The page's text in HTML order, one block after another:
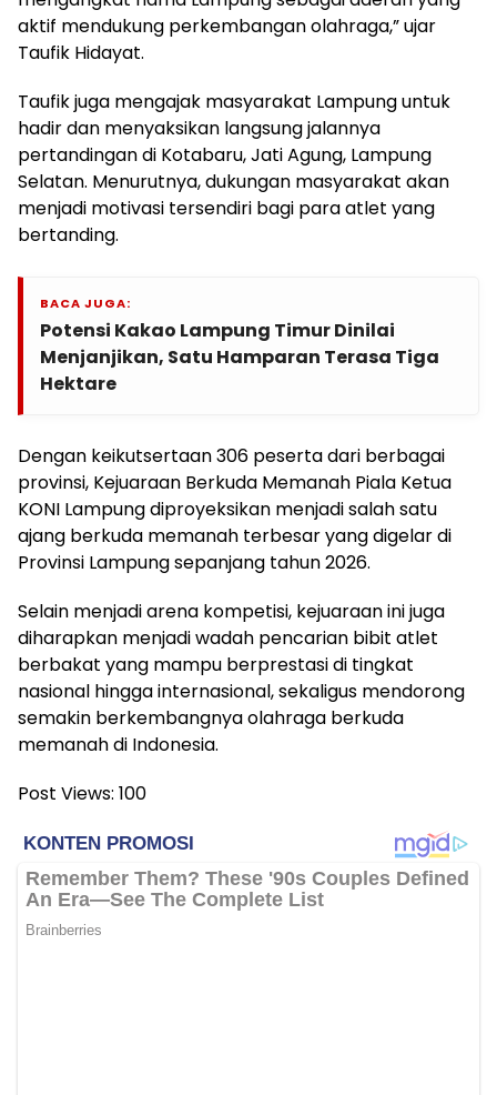
aktif mendukung perkembangan olahraga,” ujar
Taufik Hidayat.
Taufik juga mengajak masyarakat Lampung untuk
hadir dan menyaksikan langsung jalannya
pertandingan di Kotabaru, Jati Agung, Lampung
Selatan. Menurutnya, dukungan masyarakat akan
menjadi motivasi tersendiri bagi para atlet yang
bertanding.
BACA JUGA:
Potensi Kakao Lampung Timur Dinilai
Menjanjikan, Satu Hamparan Terasa Tiga
Hektare
Dengan keikutsertaan 306 peserta dari berbagai
provinsi, Kejuaraan Berkuda Memanah Piala Ketua
KONI Lampung diproyeksikan menjadi salah satu
ajang berkuda memanah terbesar yang digelar di
Provinsi Lampung sepanjang tahun 2026.
Selain menjadi arena kompetisi, kejuaraan ini juga
diharapkan menjadi wadah pencarian bibit atlet
berbakat yang mampu berprestasi di tingkat
nasional hingga internasional, sekaligus mendorong
semakin berkembangnya olahraga berkuda
memanah di Indonesia.
Post Views: 100